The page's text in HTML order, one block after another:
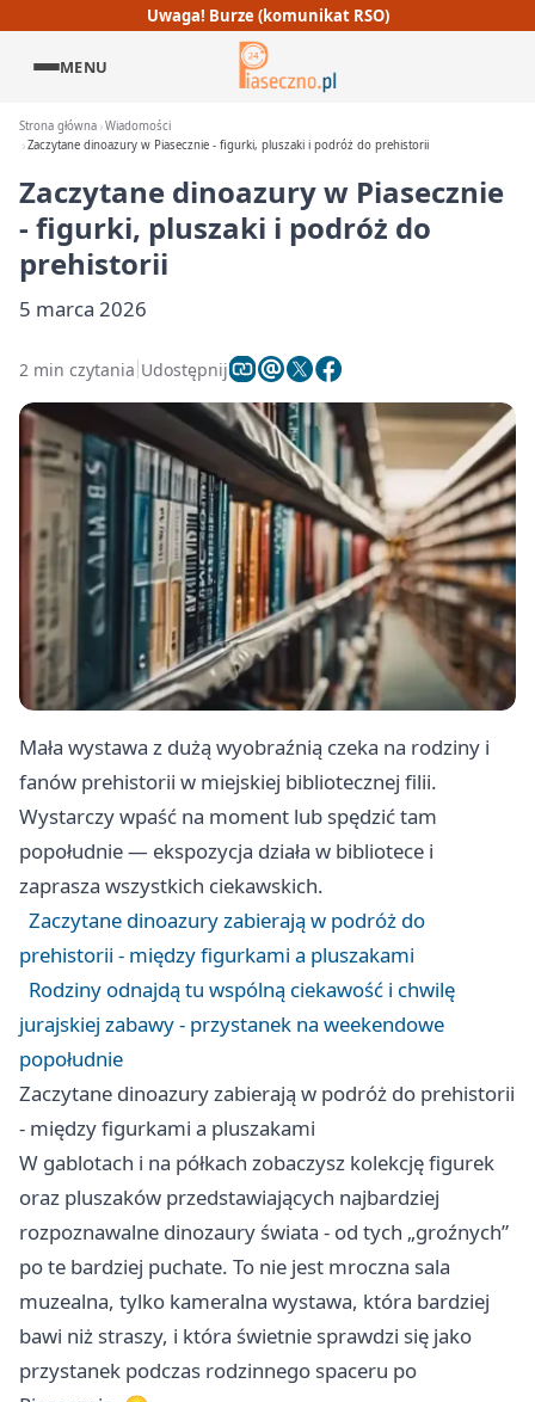
Uwaga! Burze (komunikat RSO)
MENU
Strona główna Wiadomości
Zaczytane dinoazury w Piasecznie - figurki, pluszaki i podróż do prehistorii
Zaczytane dinoazury w Piasecznie
- figurki, pluszaki i podróż do
prehistorii
5 marca 2026
2 min czytania Udostępnij
Mała wystawa z dużą wyobraźnią czeka na rodziny i
fanów prehistorii w miejskiej bibliotecznej filii.
Wystarczy wpaść na moment lub spędzić tam
popołudnie — ekspozycja działa w bibliotece i
zaprasza wszystkich ciekawskich.
Zaczytane dinoazury zabierają w podróż do
prehistorii - między figurkami a pluszakami
Rodziny odnajdą tu wspólną ciekawość i chwilę
jurajskiej zabawy - przystanek na weekendowe
popołudnie
Zaczytane dinoazury zabierają w podróż do prehistorii
- między figurkami a pluszakami
W gablotach i na półkach zobaczysz kolekcję figurek
oraz pluszaków przedstawiających najbardziej
rozpoznawalne dinozaury świata - od tych „groźnych”
po te bardziej puchate. To nie jest mroczna sala
muzealna, tylko kameralna wystawa, która bardziej
bawi niż straszy, i która świetnie sprawdzi się jako
przystanek podczas rodzinnego spaceru po